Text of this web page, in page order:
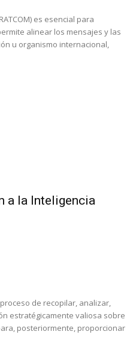
es esencial para
alinear los mensajes y las
u organismo internacional,
a la Inteligencia
de recopilar, analizar,
estratégicamente valiosa sobre
posteriormente, proporcionar